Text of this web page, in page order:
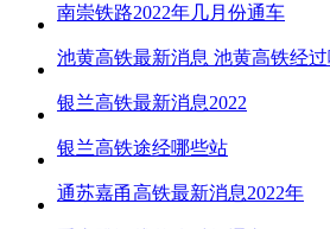
南崇铁路2022年几月份通车
池黄高铁最新消息 池黄高铁经
银兰高铁最新消息2022
银兰高铁途经哪些站
通苏嘉甬高铁最新消息2022年